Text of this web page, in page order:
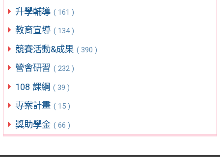
升學輔導 ( 161 )
教育宣導 ( 134 )
競賽活動&成果 ( 390 )
營會研習 ( 232 )
108 課綱 ( 39 )
專案計畫 ( 15 )
獎助學金 ( 66 )